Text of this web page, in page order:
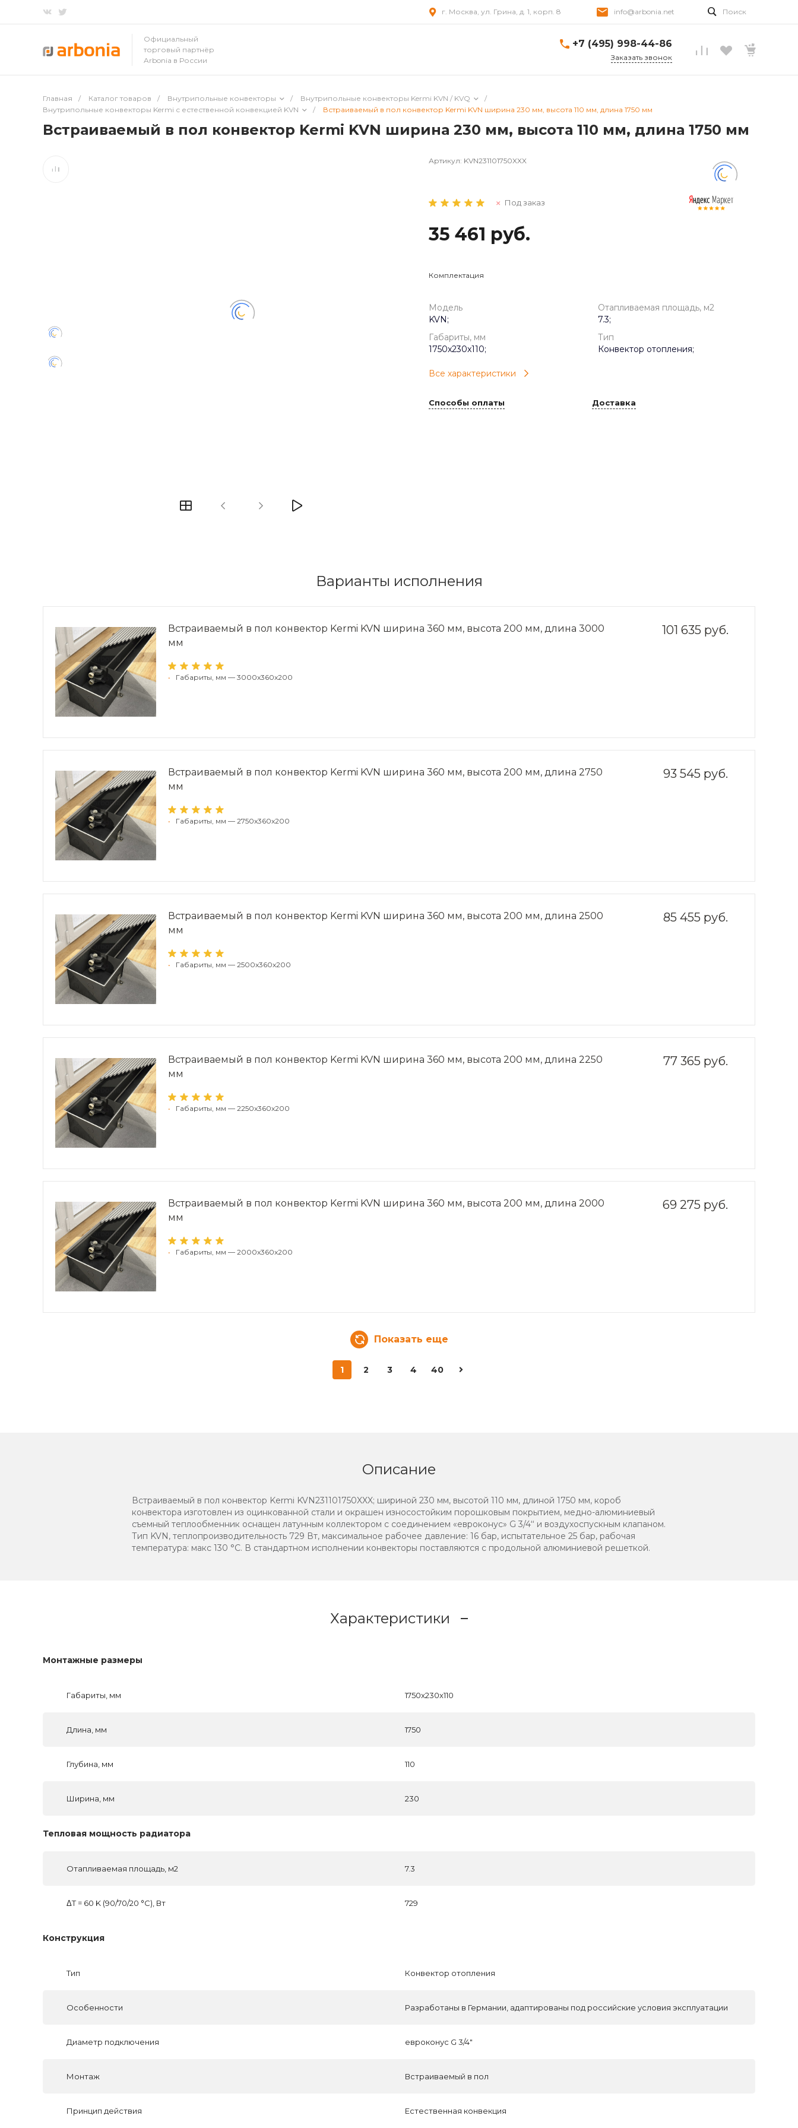
г. Москва, ул. Грина, д. 1, корп. 8 info@arbonia.net Поиск
Официальный
торговый партнёр
Arbonia в России
+7 (495) 998-44-86
Заказать звонок
Главная / Каталог товаров / Внутрипольные конвекторы / Внутрипольные конвекторы Kermi KVN / KVQ
/
Внутрипольные конвекторы Kermi с естественной конвекцией KVN
/ Встраиваемый в пол конвектор Kermi KVN ширина 230 мм, высота 110 мм, длина 1750 мм
Встраиваемый в пол конвектор Kermi KVN ширина 230 мм, высота 110 мм, длина 1750 мм
Артикул: KVN231101750XXX
Под заказ
35 461 руб.
Комплектация
Модель
KVN;
Отапливаемая площадь, м2
7.3;
Габариты, мм
1750x230x110;
Тип
Конвектор отопления;
Все характеристики
Способы оплаты Доставка
Варианты исполнения
101 635 руб.
Встраиваемый в пол конвектор Kermi KVN ширина 360 мм, высота 200 мм, длина 3000
мм
• Габариты, мм — 3000x360x200
93 545 руб.
Встраиваемый в пол конвектор Kermi KVN ширина 360 мм, высота 200 мм, длина 2750
мм
• Габариты, мм — 2750x360x200
85 455 руб.
Встраиваемый в пол конвектор Kermi KVN ширина 360 мм, высота 200 мм, длина 2500
мм
• Габариты, мм — 2500x360x200
77 365 руб.
Встраиваемый в пол конвектор Kermi KVN ширина 360 мм, высота 200 мм, длина 2250
мм
• Габариты, мм — 2250x360x200
69 275 руб.
Встраиваемый в пол конвектор Kermi KVN ширина 360 мм, высота 200 мм, длина 2000
мм
• Габариты, мм — 2000x360x200
Показать еще
1 2 3 4 40
Описание
Встраиваемый в пол конвектор Kermi KVN231101750XXX; шириной 230 мм, высотой 110 мм, длиной 1750 мм, короб
конвектора изготовлен из оцинкованной стали и окрашен износостойким порошковым покрытием, медно-алюминиевый
съемный теплообменник оснащен латунным коллектором с соединением «евроконус» G 3/4‘‘ и воздухоспускным клапаном.
Тип KVN, теплопроизводительность 729 Вт, максимальное рабочее давление: 16 бар, испытательное 25 бар, рабочая
температура: макс 130 °C. В стандартном исполнении конвекторы поставляются с продольной алюминиевой решеткой.
Характеристики
Монтажные размеры
Габариты, мм 1750x230x110
Длина, мм 1750
Глубина, мм 110
Ширина, мм 230
Тепловая мощность радиатора
Отапливаемая площадь, м2 7.3
ΔT = 60 K (90/70/20 °C), Вт 729
Конструкция
Тип Конвектор отопления
Особенности Разработаны в Германии, адаптированы под российские условия эксплуатации
Диаметр подключения евроконус G 3/4"
Монтаж Встраиваемый в пол
Принцип действия Естественная конвекция